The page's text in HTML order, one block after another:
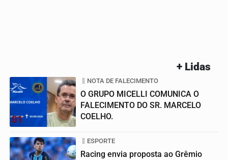
+ Lidas
01
NOTA DE FALECIMENTO
O GRUPO MICELLI COMUNICA O
FALECIMENTO DO SR. MARCELO
COELHO.
ESPORTE
Racing envia proposta ao Grêmio